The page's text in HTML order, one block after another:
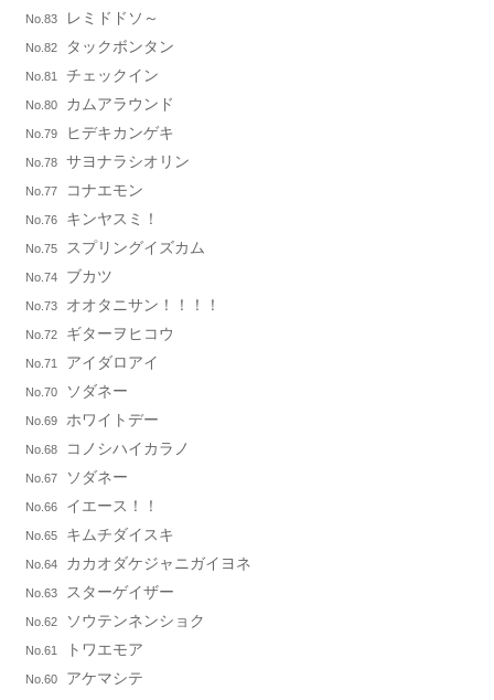
No.83 レミドドソ～
No.82 タックボンタン
No.81 チェックイン
No.80 カムアラウンド
No.79 ヒデキカンゲキ
No.78 サヨナラシオリン
No.77 コナエモン
No.76 キンヤスミ！
No.75 スプリングイズカム
No.74 ブカツ
No.73 オオタニサン！！！！
No.72 ギターヲヒコウ
No.71 アイダロアイ
No.70 ソダネー
No.69 ホワイトデー
No.68 コノシハイカラノ
No.67 ソダネー
No.66 イエース！！
No.65 キムチダイスキ
No.64 カカオダケジャニガイヨネ
No.63 スターゲイザー
No.62 ソウテンネンショク
No.61 トワエモア
No.60
アケマシテ